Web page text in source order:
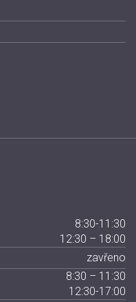
8:30-11:30
12:30 – 18:00
zavřeno
8:30 – 11:30
12:30-17:00